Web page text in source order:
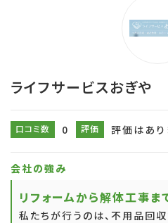
ライフサービスおぎや
口コミ数 0 評価 評価はあり
会社の強み
リフォームから解体工事ま
私たちが行うのは、不用品回